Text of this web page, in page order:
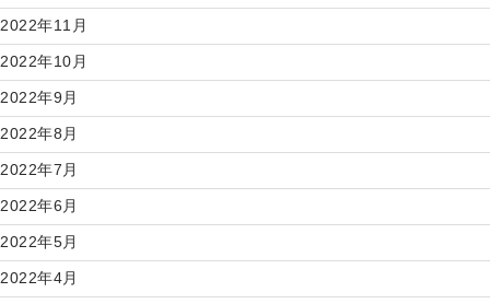
2022年11月
2022年10月
2022年9月
2022年8月
2022年7月
2022年6月
2022年5月
2022年4月